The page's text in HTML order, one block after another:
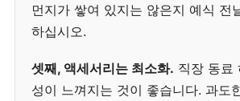
먼지가 쌓여 있지는 않은지 예식 전
하십시오.
셋째, 액세서리는 최소화. 직장 동료
성이 느껴지는 것이 좋습니다. 과도